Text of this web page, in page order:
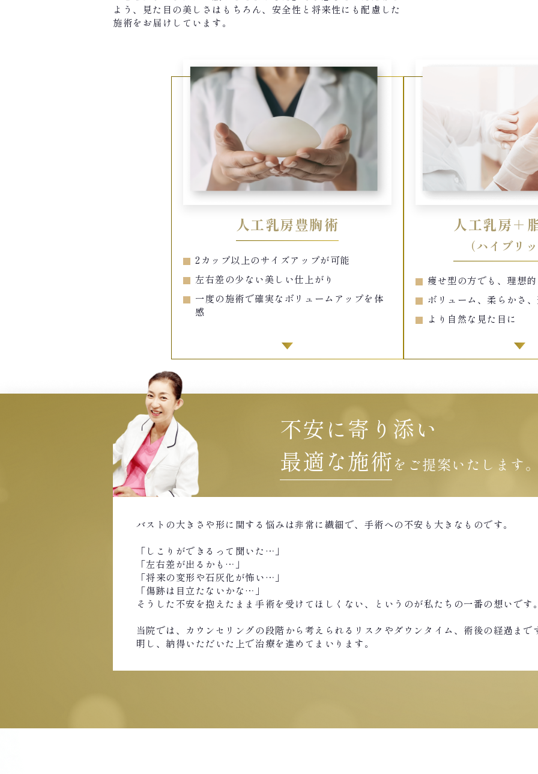
よう、見た目の美しさはもちろん、安全性と将来性にも配慮した
施術をお届けしています。
人工乳房豊胸術
2カップ以上のサイズアップが可能
左右差の少ない美しい仕上がり
一度の施術で確実なボリュームアップを体
感
人工乳房＋
（ハイブリ
痩せ型の方でも、理想
ボリューム、柔らかさ
より自然な見た目に
不安に寄り添い
最適な施術をご提案いたします
バストの大きさや形に関する悩みは非常に繊細で、手術への不安も大きなものです。
「しこりができるって聞いた…」
「左右差が出るかも…」
「将来の変形や石灰化が怖い…」
「傷跡は目立たないかな…」
そうした不安を抱えたまま手術を受けてほしくない、というのが私たちの一番の想いです
当院では、カウンセリングの段階から考えられるリスクやダウンタイム、術後の経過ま
明し、納得いただいた上で治療を進めてまいります。